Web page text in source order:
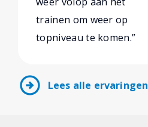
trainen om weer op
topniveau te komen.”
arrow_circle_right Lees alle ervaringen